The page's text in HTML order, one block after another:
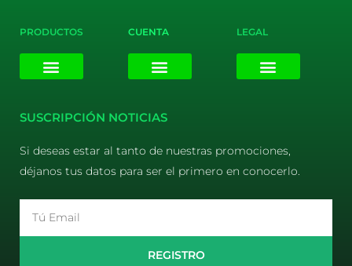
PRODUCTOS CUENTA LEGAL
SUSCRIPCIÓN NOTICIAS
Si deseas estar al tanto de nuestras promociones,
déjanos tus datos para ser el primero en conocerlo.
REGISTRO